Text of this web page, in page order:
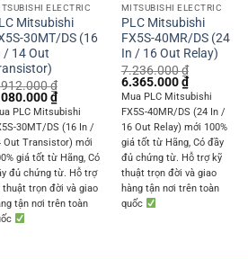
ELECTRIC
Mitsubishi
30MT/DS (16
/ 14 Out
₫
₫.
₫Current
price
is:
6.080.000 ₫.
PLC Mitsubishi
30MT/DS (16 In /
Out Transistor) mới
giá tốt từ Hãng, Có
đủ chứng từ. Hỗ trợ
thuật trọn đời và giao
tận nơi trên toàn
MITSUBISHI ELECTRIC
PLC Mitsubishi
FX5S-40MR/DS (24
In / 16 Out Relay)
7.236.000₫
Original
price
was:
7.236.000 ₫.
6.365.000₫Current
price
is:
6.365.000
Mua PLC Mitsubishi
FX5S-40MR/DS (24 In /
16 Out Relay) mới 100%
giá tốt từ Hãng, Có đầy
đủ chứng từ. Hỗ trợ kỹ
thuật trọn đời và giao
hàng tận nơi trên toàn
quốc